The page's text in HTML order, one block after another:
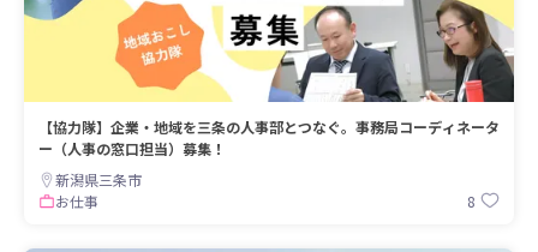
【協力隊】企業・地域を三条の人事部とつなぐ。事務局コーディネータ
ー（人事の窓口担当）募集！
新潟県三条市
お仕事
8